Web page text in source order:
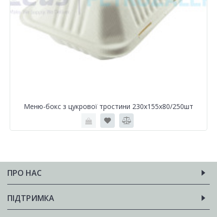
Меню-бокс з цукрової тростини 230х155х80/250шт
ПРО НАС
ПІДТРИМКА